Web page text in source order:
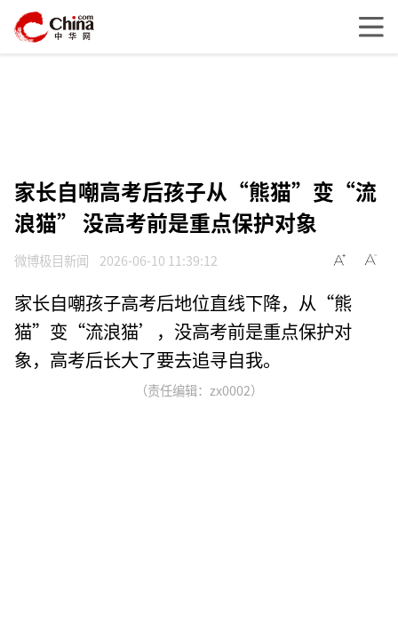
家长自嘲高考后孩子从“熊猫”变“流
浪猫” 没高考前是重点保护对象
微博极目新闻 2026-06-10 11:39:12
家长自嘲孩子高考后地位直线下降，从“熊
猫”变“流浪猫’，没高考前是重点保护对
象，高考后长大了要去追寻自我。
（责任编辑：zx0002）